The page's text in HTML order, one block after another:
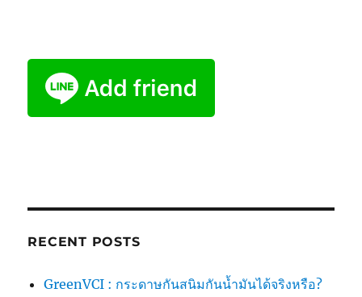
RECENT POSTS
GreenVCI : กระดาษกันสนิมกันน้ำมันได้จริงหรือ?